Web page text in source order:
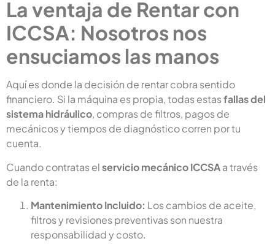
La ventaja de Rentar con
ICCSA: Nosotros nos
ensuciamos las manos
Aquí es donde la decisión de rentar cobra sentido
financiero. Si la máquina es propia, todas estasfallas del
sistema hidráulico, compras de filtros, pagos de
mecánicos y tiempos de diagnóstico corren por tu
cuenta.
Cuando contratas elservicio mecánico ICCSAa través
de la renta:
Mantenimiento Incluido: Los cambios de aceite,
filtros y revisiones preventivas son nuestra
responsabilidad y costo.